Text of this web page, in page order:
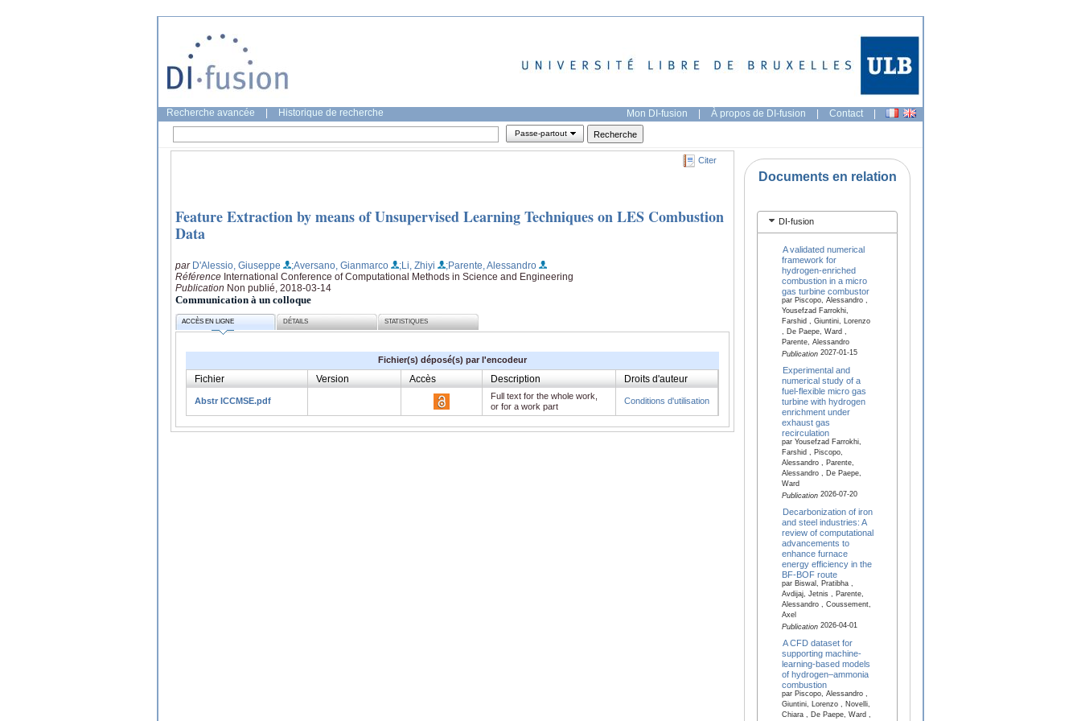
Recherche avancée Historique de recherche Mon DI-fusion | À propos de DI-fusion | Contact |
Passe-partout
Citer
Feature Extraction by means of Unsupervised Learning Techniques on LES Combustion
Data
par D'Alessio, Giuseppe ;Aversano, Gianmarco ;Li, Zhiyi
;Parente, Alessandro
Référence International Conference of Computational Methods in Science and Engineering
Publication Non publié, 2018-03-14
Communication à un colloque
ACCÈS EN LIGNE DÉTAILS STATISTIQUES
Fichier(s) déposé(s) par l'encodeur
Fichier Version Accès Description Droits d'auteur
Abstr ICCMSE.pdf
Full text for the whole work,
or for a work part
Conditions d'utilisation
Documents en relation
DI-fusion
A validated numerical
framework for
hydrogen-enriched
combustion in a micro
gas turbine combustor
par Piscopo, Alessandro ,
Yousefzad Farrokhi,
Farshid , Giuntini, Lorenzo
, De Paepe, Ward ,
Parente, Alessandro
Publication2027-01-15
Experimental and
numerical study of a
fuel-flexible micro gas
turbine with hydrogen
enrichment under
exhaust gas
recirculation
par Yousefzad Farrokhi,
Farshid , Piscopo,
Alessandro , Parente,
Alessandro , De Paepe,
Ward
Publication2026-07-20
Decarbonization of iron
and steel industries: A
review of computational
advancements to
enhance furnace
energy efficiency in the
BF-BOF route
par Biswal, Pratibha ,
Avdijaj, Jetnis , Parente,
Alessandro , Coussement,
Axel
Publication2026-04-01
A CFD dataset for
supporting machine-
learning-based models
of hydrogen–ammonia
combustion
par Piscopo, Alessandro ,
Giuntini, Lorenzo , Novelli,
Chiara , De Paepe, Ward ,